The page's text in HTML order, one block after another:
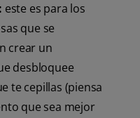
este es para los
que se
crear un
desbloquee
te cepillas (piensa
que sea mejor